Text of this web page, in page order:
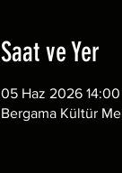
Saat ve Yer
05 Haz 2026 14:00
Bergama Kültür